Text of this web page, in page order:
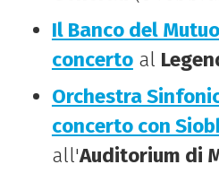
Il Banco del
concertoal
Orchestra
concerto con
all'Auditorium di